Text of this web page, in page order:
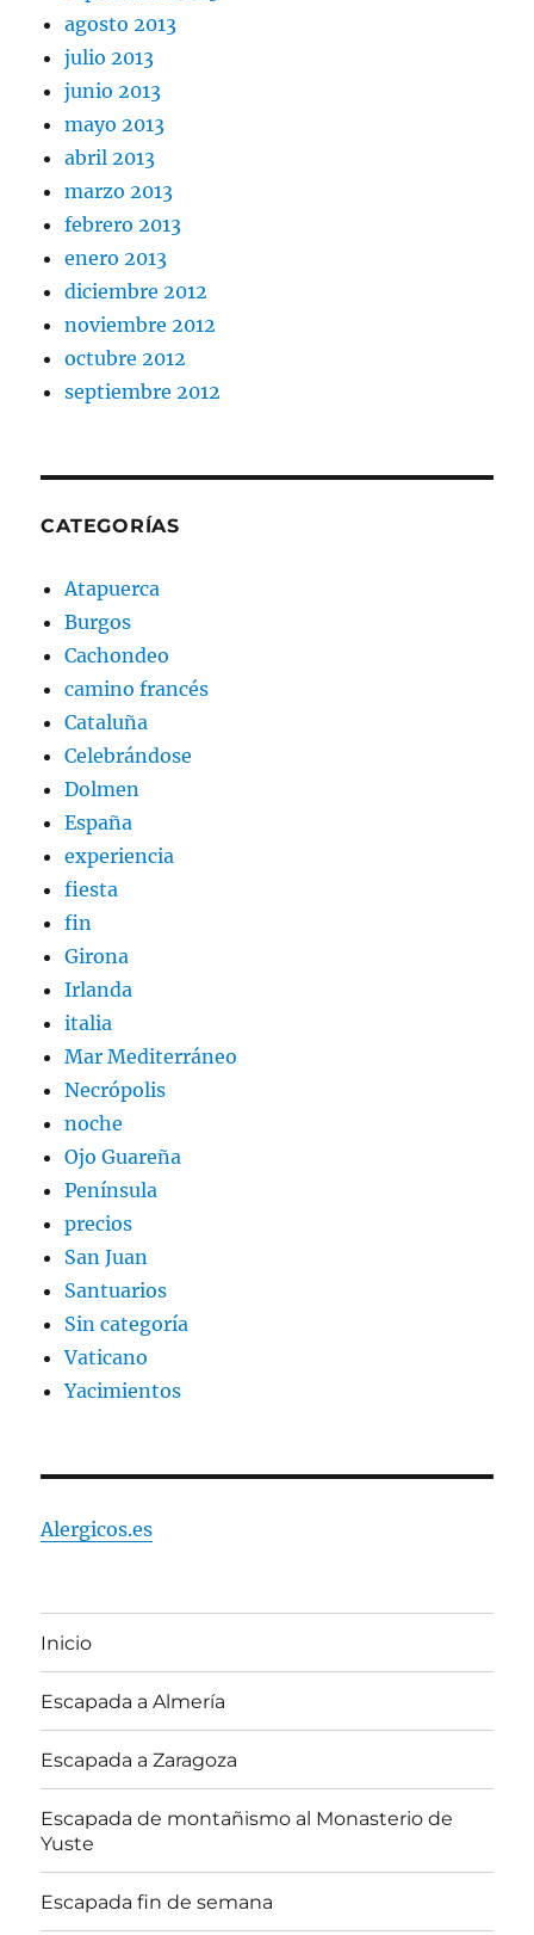
agosto 2013
julio 2013
junio 2013
mayo 2013
abril 2013
marzo 2013
febrero 2013
enero 2013
diciembre 2012
noviembre 2012
octubre 2012
septiembre 2012
CATEGORÍAS
Atapuerca
Burgos
Cachondeo
camino francés
Cataluña
Celebrándose
Dolmen
España
experiencia
fiesta
fin
Girona
Irlanda
italia
Mar Mediterráneo
Necrópolis
noche
Ojo Guareña
Península
precios
San Juan
Santuarios
Sin categoría
Vaticano
Yacimientos
Alergicos.es
Inicio
Escapada a Almería
Escapada a Zaragoza
Escapada de montañismo al Monasterio de
Yuste
Escapada fin de semana